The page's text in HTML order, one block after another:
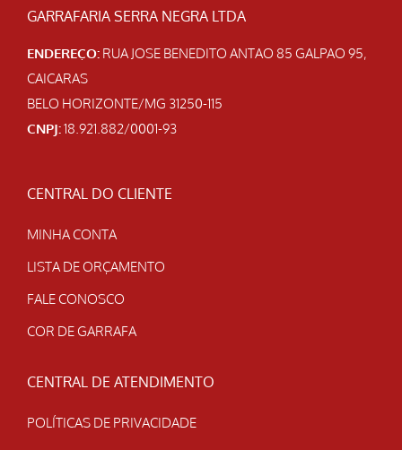
GARRAFARIA SERRA NEGRA LTDA
ENDEREÇO: RUA JOSE BENEDITO ANTAO 85 GALPAO 95,
CAICARAS
BELO HORIZONTE/MG 31250-115
CNPJ:18.921.882/0001-93
CENTRAL DO CLIENTE
MINHA CONTA
LISTA DE ORÇAMENTO
FALE CONOSCO
COR DE GARRAFA
CENTRAL DE ATENDIMENTO
POLÍTICAS DE PRIVACIDADE